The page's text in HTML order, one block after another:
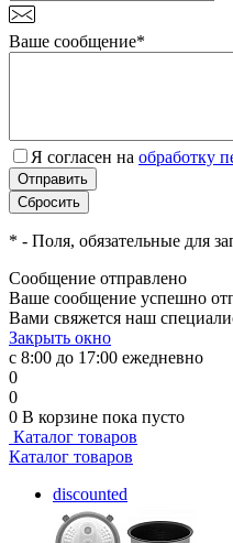
Ваше сообщение*
Я согласен на обработку
* - Поля, обязательные для
Сообщение отправлено
Ваше сообщение успешно
Вами свяжется наш
Закрыть окно
с 8:00 до 17:00 ежедневно
0
0
0 В корзине пока пусто
Каталог товаров
Каталог товаров
discounted